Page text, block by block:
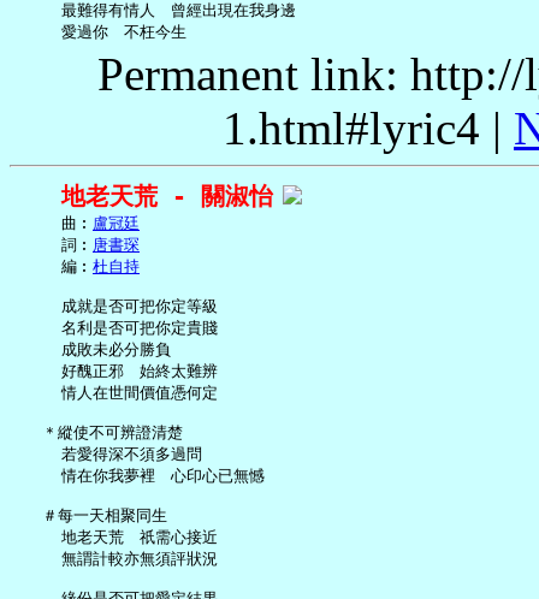
     最難得有情人　曾經出現在我身邊
Permanent link:
1.html#lyric4 |
地老天荒 - 關淑怡
     曲︰
盧冠廷
     詞︰
唐書琛
     編︰
杜自持
     成就是否可把你定等級
     名利是否可把你定貴賤
     成敗未必分勝負
     好醜正邪　始終太難辨
     情人在世間價值憑何定
   ＊縱使不可辨證清楚
     若愛得深不須多過問
     情在你我夢裡　心印心已無憾
   ＃每一天相聚同生
     地老天荒　祇需心接近
     無謂計較亦無須評狀況